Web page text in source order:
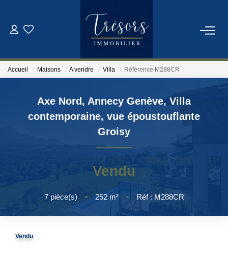
NOTRE AGENCE
Qui Sommes-Nous
ESTIMATION
Accueil Maisons A vendre Villa Référence M288CR
Axe Nord, Annecy Genève, Villa
contemporaine, vue époustouflante
Groisy
Vendu
7pièce(s) • 252m² • Réf : M288CR
Vendu